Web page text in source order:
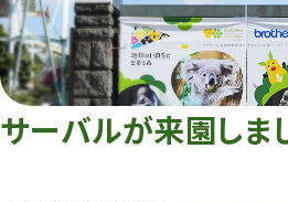
サーバルが来園しま